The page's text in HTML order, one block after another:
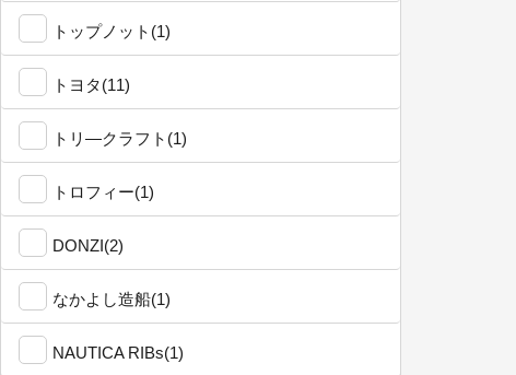
トップノット(1)
トヨタ(11)
トリ―クラフト(1)
トロフィー(1)
DONZI(2)
なかよし造船(1)
NAUTICA RIBs(1)